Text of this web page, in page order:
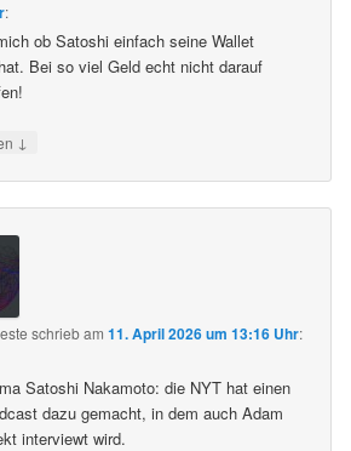
:
ob Satoshi einfach seine Wallet
Bei so viel Geld echt nicht darauf
↓
schriebam11. April 2026 um 13:16 Uhr:
Satoshi Nakamoto: die NYT hat einen
dazu gemacht, in dem auch Adam
interviewt wird.